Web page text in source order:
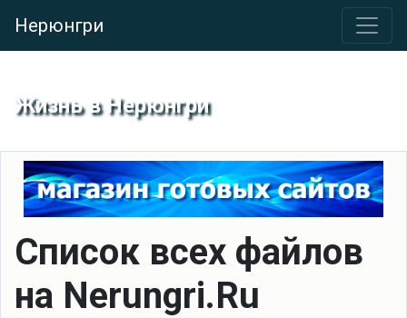
Нерюнгри
Жизнь в Нерюнгри
Список всех файлов
на Nerungri.Ru